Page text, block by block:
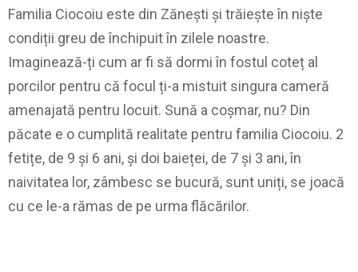
Familia Ciocoiu este din Zănești și trăiește în niște
condiții greu de închipuit în zilele noastre.
Imaginează-ți cum ar fi să dormi în fostul coteț al
porcilor pentru că focul ți-a mistuit singura cameră
amenajată pentru locuit. Sună a coșmar, nu? Din
păcate e o cumplită realitate pentru familia Ciocoiu. 2
fetițe, de 9 și 6 ani, și doi baieței, de 7 și 3 ani, în
naivitatea lor, zâmbesc se bucură, sunt uniți, se joacă
cu ce le-a rămas de pe urma flăcărilor.